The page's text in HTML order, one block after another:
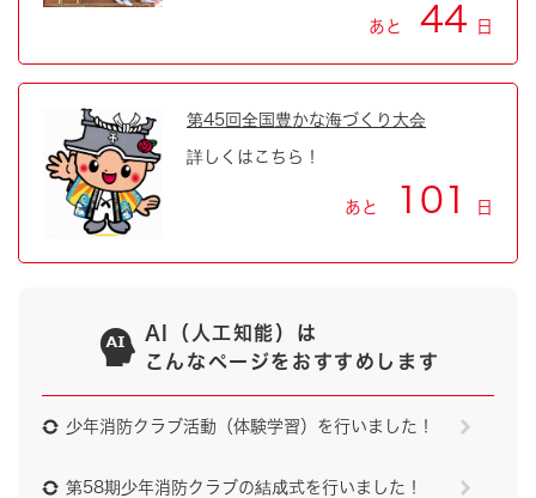
あと 44 日
第45回全国豊かな海づくり大会
詳しくはこちら！
あと 101 日
AI（人工知能）は
こんなページをおすすめします
少年消防クラブ活動（体験学習）を行いました！
第58期少年消防クラブの結成式を行いました！